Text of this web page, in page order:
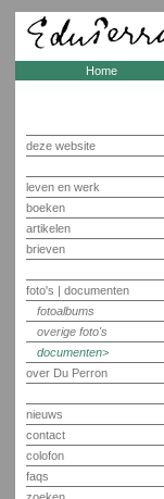
Home
deze website
leven en werk
boeken
artikelen
brieven
foto's | documenten
fotoalbums
overige foto's
documenten
over Du Perron
nieuws
contact
colofon
faqs